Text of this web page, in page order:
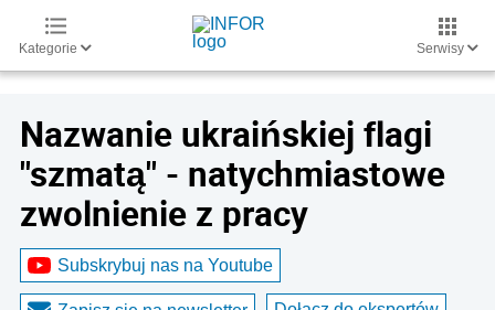
Kategorie Serwisy
Nazwanie ukraińskiej flagi
"szmatą" - natychmiastowe
zwolnienie z pracy
Subskrybuj nas na Youtube